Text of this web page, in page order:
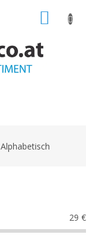
Alphabetisch
29 €